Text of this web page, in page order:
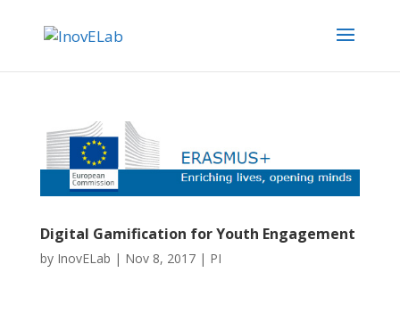
Digital Gamification for Youth Engagement
by InovELab | Nov 8, 2017| PI